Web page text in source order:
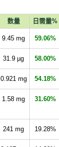
数量 日需量%
9.45 mg 59.06%
31.9 µg 58.00%
0.921mg 54.18%
1.58 mg 31.60%
241 mg 19.28%